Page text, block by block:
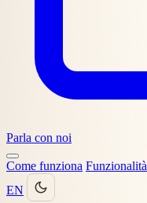
Parla con noi
Come funziona Funzionalità
EN